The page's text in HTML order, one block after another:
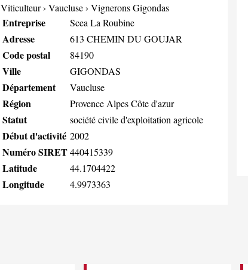
Viticulteur› Vaucluse› Vignerons Gigondas
Entreprise Scea La Roubine
Adresse 613 CHEMIN DU GOUJAR
Code postal 84190
Ville GIGONDAS
Département Vaucluse
Région Provence Alpes Côte d'azur
Statut société civile d'exploitation agricole
Début d'activité 2002
Numéro SIRET440415339
Latitude 44.1704422
Longitude 4.9973363